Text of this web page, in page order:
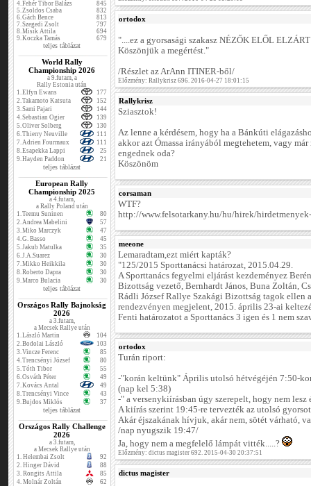
4.Fehér Tibor Balázs
845
5.Zsoldos Csaba
832
6.Gách Bence
813
7.Szegedi Zsolt
797
8.Misik Attila
694
9.Koczka Tamás 679
teljes táblázat
World Rally
Championship 2026
a 9.futam, a
Rally Estonia után
1.Elfyn Ewans
177
2.Takamoto Katsuta
152
3.Sami Pajari
144
4.Sebastian Ogier
139
5.Oliver Solberg
130
6.Thierry Neuville
111
7.Adrien Fourmaux
111
8.Esapekka Lappi
25
9.Hayden Paddon 21
teljes táblázat
European Rally
Championship 2025
a 4.futam,
a Rally Poland után
1.Teemu Suninen
80
2.Andrea Mabelini
57
3.Miko Marczyk
47
4.G. Basso
45
5.Jakub Matulka
35
6.J.A.Suarez
30
7.Mikko Heikkila
30
8.Roberto Dapra
30
9.Marco Bulacia 30
teljes táblázat
Országos Rally Bajnokság
2026
a 3.futam,
a Mecsek Rallye után
1.László Martin
104
2.Bodolai László
103
3.Vincze Ferenc
85
4.Trencsényi József
80
5.Tóth Tibor
55
6.Osváth Péter
49
7.Kovács Antal
49
8.Trencsényi Vince
43
9.Bujdos Miklós 37
teljes táblázat
Országos Rally Challenge
2026
a 3.futam,
a Mecsek Rallye után
1. Helembai Zsolt
92
2. Hinger Dávid
88
3. Rongits Attila
85
4. Molnár Zoltán
62
ortodox
"....ez a gyorsasági szakasz NÉZŐK ELŐL
Köszönjük a megértést."
/Részlet az ArAnn ITINER-ből/
Előzmény: Rallykrisz 696. 2016-04-27 18:01:15
Rallykrisz
Sziasztok!
Az lenne a kérdésem, hogy ha a Bánkúti
akkor azt Ómassa irányából megtehetem, vagy már
engednek oda?
Köszönöm
corsaman
WTF?
http://www.felsotarkany.hu/hu/hirek/
meeone
Lemaradtam,ezt miért kapták?
"125/2015 Sporttanácsi határozat, 2015.04.29.
A Sporttanács fegyelmi eljárást kezdeményez
Bizottság vezető, Bernhardt János, Buna Zoltán,
Rádli József Rallye Szakági Bizottság tagok
rendezvényen megjelent, 2015. április 23-ai
Fenti határozatot a Sporttanács 3 igen és 1 nem
ortodox
Turán riport:
-"korán keltünk" Április utolsó hétvégéjén 7:50-
(nap kel 5:38)
-" a versenykiírásban úgy szerepelt, hogy nem lesz
A kiírás szerint 19:45-re tervezték az utolsó
Akár éjszakának hívjuk, akár nem, sötét várható,
/nap nyugszik 19:47/
Ja, hogy nem a megfelelő lámpát vitték.....?
Előzmény: dictus magister 692. 2015-04-30 20:37:51
dictus magister